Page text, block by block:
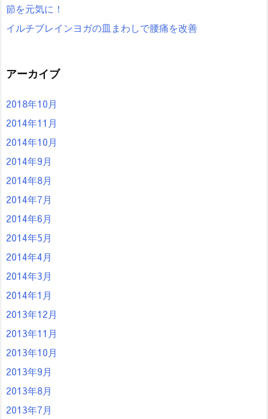
節を元気に！
イルチブレインヨガの皿まわしで腰痛を改善
アーカイブ
2018年10月
2014年11月
2014年10月
2014年9月
2014年8月
2014年7月
2014年6月
2014年5月
2014年4月
2014年3月
2014年1月
2013年12月
2013年11月
2013年10月
2013年9月
2013年8月
2013年7月